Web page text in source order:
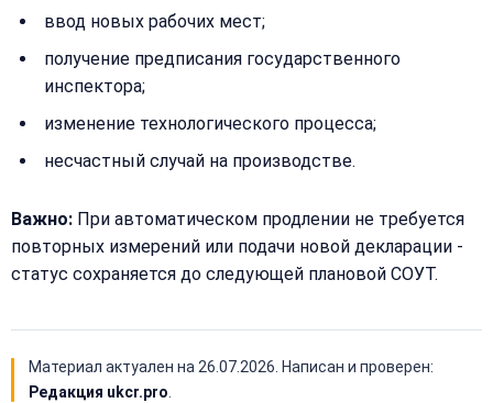
ввод новых рабочих мест;
получение предписания государственного
инспектора;
изменение технологического процесса;
несчастный случай на производстве.
Важно: При автоматическом продлении не требуется
повторных измерений или подачи новой декларации -
статус сохраняется до следующей плановой СОУТ.
Материал актуален на 26.07.2026 . Написан и проверен:
Редакция ukcr.pro